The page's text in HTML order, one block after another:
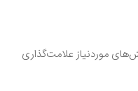
موردنیاز علامت‌گذاری